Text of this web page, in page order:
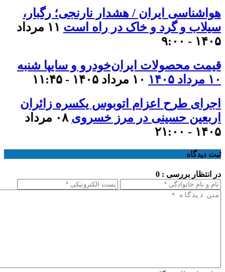
هواشناسی ایران / هشدار نارنجی؛ رگبار،
سیلاب و گرد و خاک در راه است
۱۱ مرداد
۱۴۰۵ - ۹:۰۰
قیمت محصولات ایران‌خودرو و سایپا شنبه
۱۰ مرداد ۱۴۰۵
۱۰ مرداد ۱۴۰۵ - ۱۱:۴۵
اجرای طرح اعزام اتوبوس یکسره زائران
اربعین حسینی در مرز خسروی
۰۸ مرداد
۱۴۰۵ - ۲۱:۰۰
ثبت دیدگاه
در انتظار بررسی : 0